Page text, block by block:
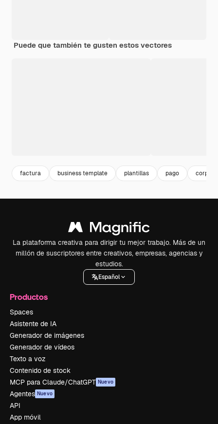
Puede que también te gusten estos vectores
factura business template plantillas pago
La plataforma creativa para dirigir tu mejor trabajo. Más de un
millón de suscriptores entre creativos, empresas, agencias y
estudios.
Español
Productos
Spaces
Asistente de IA
Generador de imágenes
Generador de vídeos
Texto a voz
Contenido de stock
MCP para Claude/ChatGPT Nuevo
Agentes Nuevo
API
App móvil